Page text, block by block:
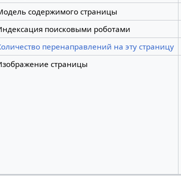
содержимого страницы
поисковыми роботами
перенаправлений на эту страницу
страницы